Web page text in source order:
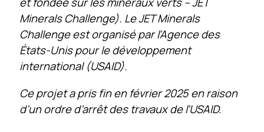
Minerals Challenge). Le JET Minerals
Challenge est organisé par l’Agence des
États-Unis pour le développement
international (USAID).
Ce projet a pris fin en février 2025 en raison
d’un ordre d’arrêt des travaux de l’USAID.